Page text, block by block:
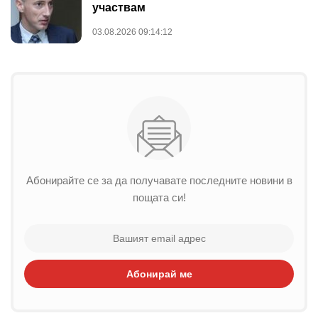
участвам
03.08.2026 09:14:12
Абонирайте се за да получавате последните новини в
пощата си!
Абонирай ме